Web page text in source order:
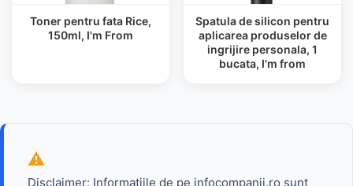
Toner pentru fata Rice,
150ml, I'm From
Spatula de silicon pentru
aplicarea produselor de
ingrijire personala, 1
bucata, I'm from
Disclaimer: Informatiile de pe infocompanii.ro sunt